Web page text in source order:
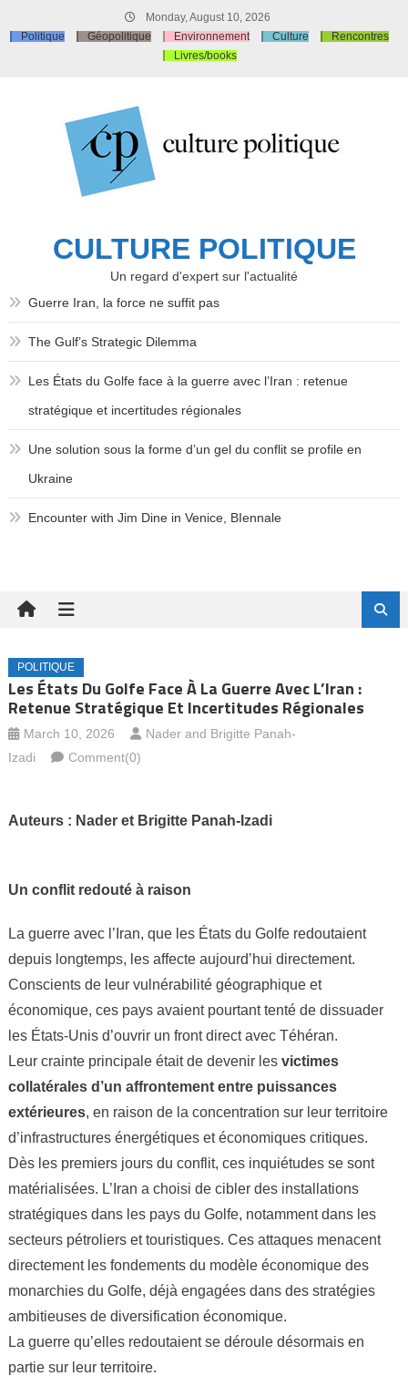
Monday, August 10, 2026
Politique
Géopolitique Environnement Culture
Rencontres
Livres/books
CULTURE POLITIQUE
Un regard d'expert sur l'actualité
Guerre Iran, la force ne suffit pas
The Gulf’s Strategic Dilemma
Les États du Golfe face à la guerre avec l’Iran : retenue
stratégique et incertitudes régionales
Une solution sous la forme d’un gel du conflit se profile en
Ukraine
Encounter with Jim Dine in Venice, BIennale
POLITIQUE
Les États Du Golfe Face À La Guerre Avec L’Iran :
Retenue Stratégique Et Incertitudes Régionales
March 10, 2026
Nader and Brigitte Panah-
Izadi
Comment(0)
Auteurs : Nader et Brigitte Panah-Izadi
Un conflit redouté à raison
La guerre avec l’Iran, que les États du Golfe redoutaient
depuis longtemps, les affecte aujourd’hui directement.
Conscients de leur vulnérabilité géographique et
économique, ces pays avaient pourtant tenté de dissuader
les États-Unis d’ouvrir un front direct avec Téhéran.
Leur crainte principale était de devenir les victimes
collatérales d’un affrontement entre puissances
extérieures, en raison de la concentration sur leur territoire
d’infrastructures énergétiques et économiques critiques.
Dès les premiers jours du conflit, ces inquiétudes se sont
matérialisées. L’Iran a choisi de cibler des installations
stratégiques dans les pays du Golfe, notamment dans les
secteurs pétroliers et touristiques. Ces attaques menacent
directement les fondements du modèle économique des
monarchies du Golfe, déjà engagées dans des stratégies
ambitieuses de diversification économique.
La guerre qu’elles redoutaient se déroule désormais en
partie sur leur territoire.